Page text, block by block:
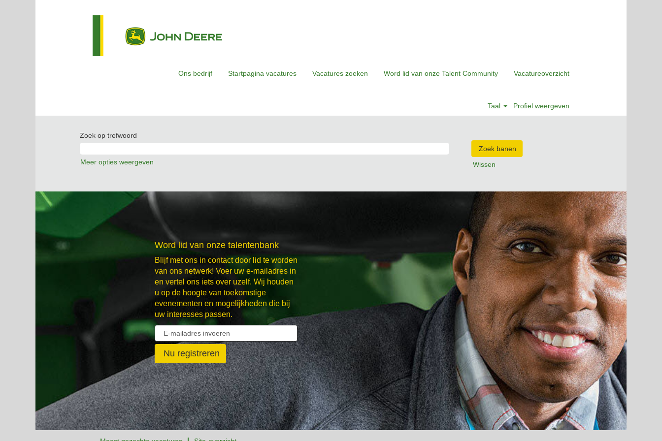
Ons bedrijf Startpagina vacatures Vacatures zoeken Word lid van onze Talent Community Vacatureoverzicht
Taal Profiel weergeven
Zoek op trefwoord
Meer opties weergeven Wissen
Word lid van onze talentenbank
Blijf met ons in contact door lid te worden
van ons netwerk! Voer uw e-mailadres in
en vertel ons iets over uzelf. Wij houden
u op de hoogte van toekomstige
evenementen en mogelijkheden die bij
uw interesses passen.